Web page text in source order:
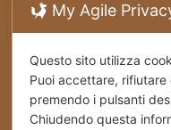
Termini e condizioni
Privacy Policy
Spedizioni
My Agile
Questo sito utilizza
Puoi accettare,
premendo i pulsanti
Chiudendo questa